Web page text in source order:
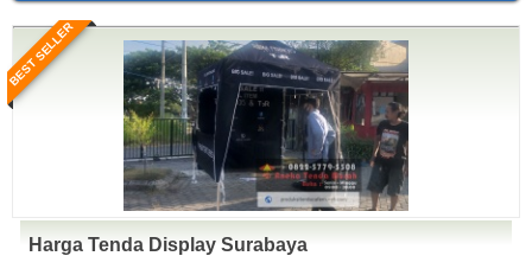
BEST SELLER
Harga Tenda Display Surabaya